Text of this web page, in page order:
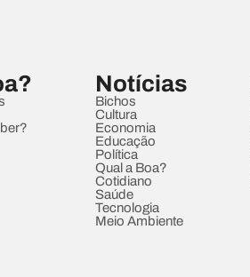
Notícias
Bichos
Cultura
Economia
Educação
Política
Qual a Boa?
Cotidiano
Saúde
Tecnologia
Meio Ambiente